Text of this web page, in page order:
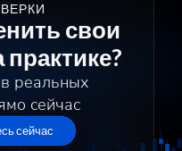
свои
практике?
реальных
сейчас
сейчас